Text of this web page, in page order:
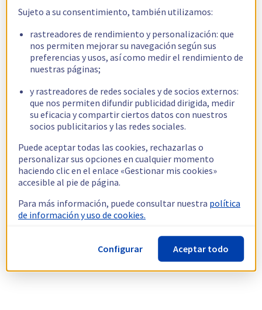
Sujeto a su consentimiento, también utilizamos:
rastreadores de rendimiento y personalización: que
nos permiten mejorar su navegación según sus
preferencias y usos, así como medir el rendimiento de
nuestras páginas;
y rastreadores de redes sociales y de socios externos:
que nos permiten difundir publicidad dirigida, medir
su eficacia y compartir ciertos datos con nuestros
socios publicitarios y las redes sociales.
Puede aceptar todas las cookies, rechazarlas o
personalizar sus opciones en cualquier momento
haciendo clic en el enlace «Gestionar mis cookies»
accesible al pie de página.
Para más información, puede consultar nuestra política
de información y uso de cookies.
Configurar Aceptar todo